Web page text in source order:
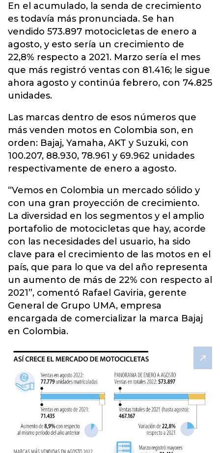
En el acumulado, la senda de crecimiento
es todavía más pronunciada. Se han
vendido 573.897 motocicletas de enero a
agosto, y esto sería un crecimiento de
22,8% respecto a 2021. Marzo sería el mes
que más registró ventas con 81.416; le sigue
ahora agosto y continúa febrero, con 74.825
unidades.
Las marcas dentro de esos números que
más venden motos en Colombia son, en
orden: Bajaj, Yamaha, AKT y Suzuki, con
100.207, 88.930, 78.961 y 69.962 unidades
respectivamente de enero a agosto.
“Vemos en Colombia un mercado sólido y
con una gran proyección de crecimiento.
La diversidad en los segmentos y el amplio
portafolio de motocicletas que hay, acorde
con las necesidades del usuario, ha sido
clave para el crecimiento de las motos en el
país, que para lo que va del año representa
un aumento de más de 22% con respecto al
2021”, comentó Rafael Gaviria, gerente
General de Grupo UMA, empresa
encargada de comercializar la marca Bajaj
en Colombia.